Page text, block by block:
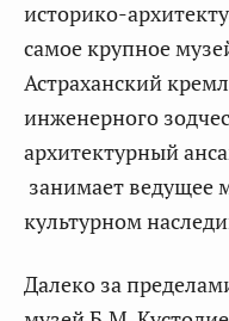
историко-
самое крупное
Астраханский
инженерного
архитектурный
занимает ведущее
культурном
Далеко за